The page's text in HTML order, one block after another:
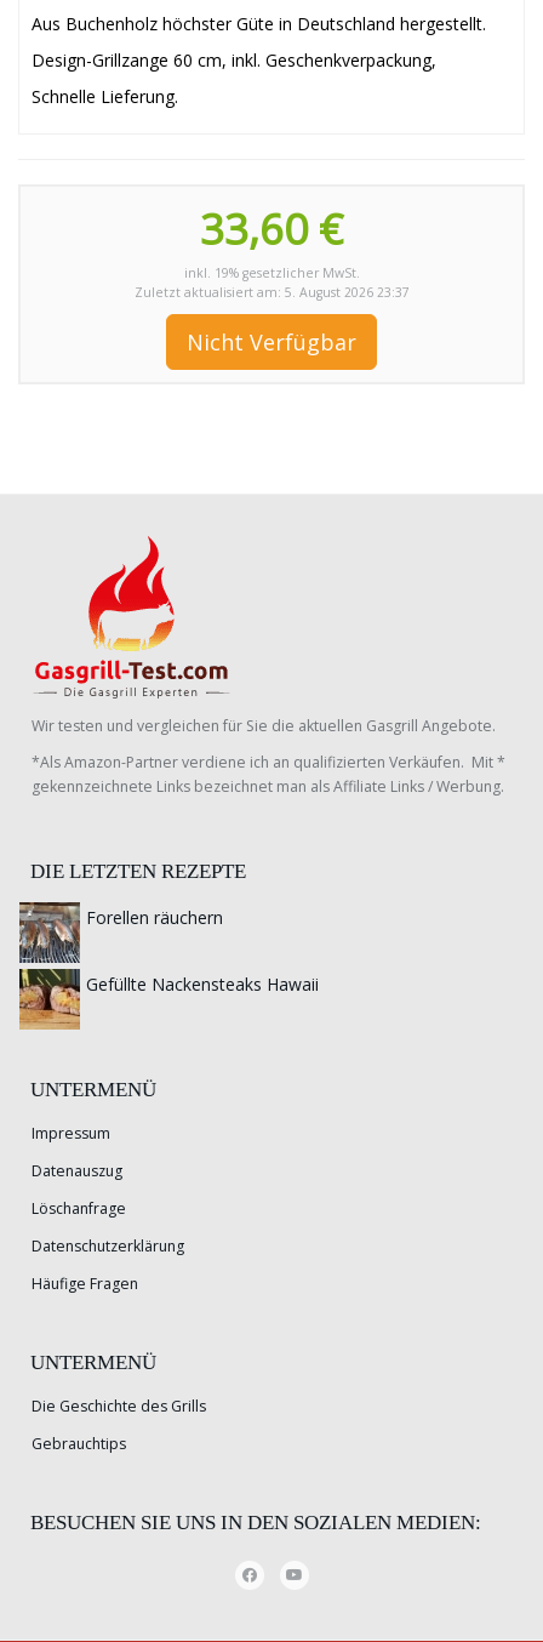
Aus Buchenholz höchster Güte in Deutschland hergestellt.
Design-Grillzange 60 cm, inkl. Geschenkverpackung,
Schnelle Lieferung.
33,60 €
inkl. 19% gesetzlicher MwSt.
Zuletzt aktualisiert am: 5. August 2026 23:37
Nicht Verfügbar
Wir testen und vergleichen für Sie die aktuellen Gasgrill Angebote.
*Als Amazon-Partner verdiene ich an qualifizierten Verkäufen. Mit *
gekennzeichnete Links bezeichnet man als Affiliate Links / Werbung.
DIE LETZTEN REZEPTE
Forellen räuchern
Gefüllte Nackensteaks Hawaii
UNTERMENÜ
Impressum
Datenauszug
Löschanfrage
Datenschutzerklärung
Häufige Fragen
UNTERMENÜ
Die Geschichte des Grills
Gebrauchtips
BESUCHEN SIE UNS IN DEN SOZIALEN MEDIEN: